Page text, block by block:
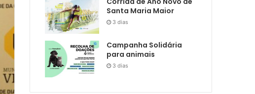
Santa Maria Maior
3 dias
Campanha Solidária
para animais
3 dias